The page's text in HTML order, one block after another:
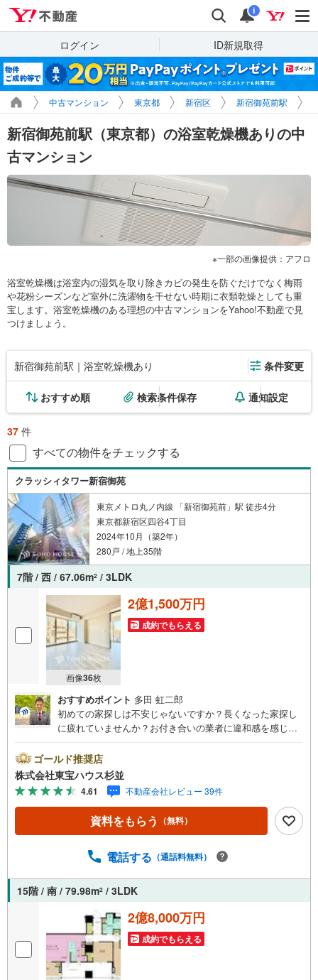
検索 通知
i
ログイン ID新規取得
中古マンション 東京都 新宿区 新宿御苑前駅
新宿御苑前駅（東京都）の浴室乾燥機ありの中
古マンション
一部の画像提供：アフロ
浴室乾燥機は浴室内の湿気を取り除きカビの発生を防ぐだけでなく梅雨
や花粉シーズンなど室外に洗濯物を干せない時期に衣類乾燥としても重
宝します。浴室乾燥機のある理想の中古マンションをYahoo!不動産で見
つけましょう。
新宿御苑前駅｜浴室乾燥機あり 条件変更
おすすめ順 検索条件保存 通知設定
37 件
すべての物件をチェックする
クラッシィタワー新宿御苑
東京メトロ丸ノ内線 「新宿御苑前」駅 徒歩4分
東京都新宿区四谷4丁目
2024年10月（築2年）
280戸 / 地上35階
7階 / 西 / 67.06m2 / 3LDK
画像36枚
2億1,500万円
成約でもらえる
おすすめポイント 多田 虹二郎
初めての家探しは不安じゃないですか？長くなった家探し
に疲れていませんか？お付き合いの業者に違和感を感じて
したプロが、何のしがらみもなく、お客様の理想の物件を
お探しします。東宝ハウス杉並【（FD）:】ご見学希望の物
件以外も併せてご案内させていただきます。遠慮なくご希
望をお伝えくださいませ。■ご見学について■【営業時間 9:
00～21:00】人気物件は特に問い合わせが集中するため、お
早めにお電話くださいませ。「室内・現地を見学する」ボ
TOHO HOUSE CLUB■弊社で売買されたお客様はTOHO H
の見直しや借り換えなど、オンラインでやりとりができま
す。■FPによるファイナンシャルライフサポート■ファイナ
ンシャルプランナーが住宅ローン、保険・税金、資産運
用、相続などの対策をアドバイスを致します。
ゴールド推奨店
株式会社東宝ハウス杉並
4.61 不動産会社レビュー 39件
資料をもらう （無料）
電話する （通話料無料）
15階 / 南 / 79.98m2 / 3LDK
2億8,000万円
成約でもらえる